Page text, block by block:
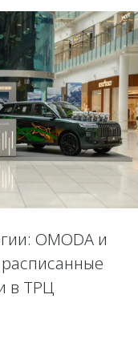
OMODA и
расписанные
в ТРЦ